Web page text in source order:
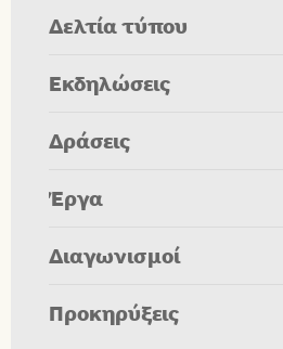
Δελτία τύπου
Εκδηλώσεις
Δράσεις
Έργα
Διαγωνισμοί
Προκηρύξεις